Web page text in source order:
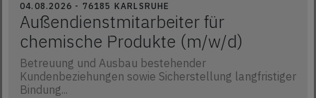
04.08.2026 - 76185 KARLSRUHE
Außendienstmitarbeiter für
chemische Produkte (m/w/d)
Betreuung und Ausbau bestehender
Kundenbeziehungen sowie Sicherstellung langfristiger
Bindung...